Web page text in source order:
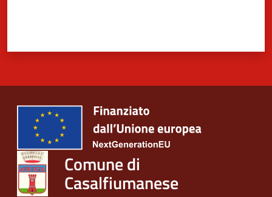
Servizi
Tutti
argomenti
Comune di
Casalfiumanese